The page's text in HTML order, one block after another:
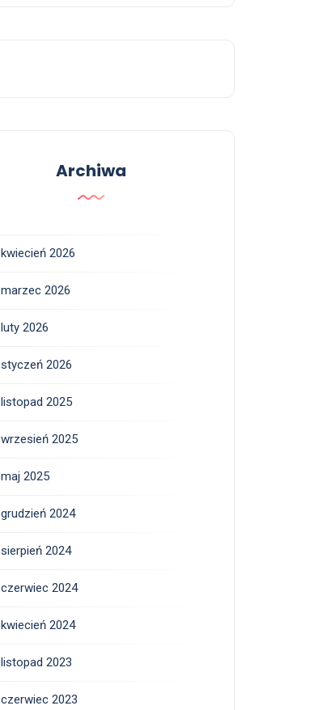
Archiwa
kwiecień 2026
marzec 2026
luty 2026
styczeń 2026
listopad 2025
wrzesień 2025
maj 2025
grudzień 2024
sierpień 2024
czerwiec 2024
kwiecień 2024
listopad 2023
czerwiec 2023